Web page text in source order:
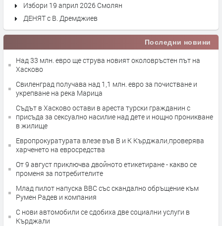
Избори 19 април 2026 Смолян
ДЕНЯТ с В. Дремджиев
Последни новини
Над 33 млн. евро ще струва новият околовръстен път на
Хасково
Свиленград получава над 1,1 млн. евро за почистване и
укрепване на река Марица
Съдът в Хасково остави в ареста турски гражданин с
присъда за сексуално насилие над дете и нощно проникване
в жилище
Европрокуратурата влезе във В и К Кърджали,проверява
харченето на евросредства
От 9 август приключва двойното етикетиране - какво се
променя за потребителите
Млад пилот напуска ВВС със скандално обръщение към
Румен Радев и компания
С нови автомобили се сдобиха две социални услуги в
Кърджали